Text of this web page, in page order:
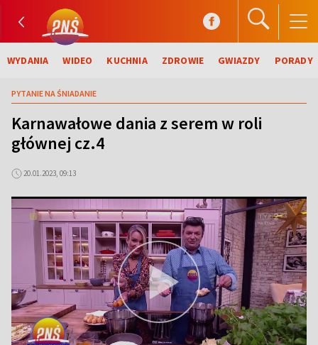
WYDANIA WIDEO KUCHNIA ZDROWIE GWIAZDY PORADY
PYTANIE NA ŚNIADANIE
Karnawałowe dania z serem w roli
głównej cz.4
20.01.2023, 09:13